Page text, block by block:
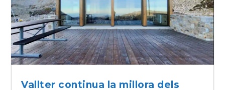
Vallter continua la millora dels